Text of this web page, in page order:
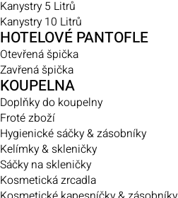
Kanystry 5 Litrů
Kanystry 10 Litrů
HOTELOVÉ PANTOFLE
Otevřená špička
Zavřená špička
KOUPELNA
Doplňky do koupelny
Froté zboží
Hygienické sáčky & zásobníky
Kelímky & skleničky
Sáčky na skleničky
Kosmetická zrcadla